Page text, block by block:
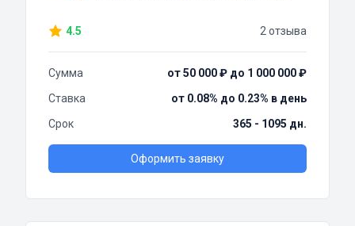
4.5 2 отзыва
Сумма
от 50 000 ₽ до 1 000 000 ₽
Ставка
от 0.08% до 0.23% в день
Срок
365 - 1095 дн.
Оформить заявку